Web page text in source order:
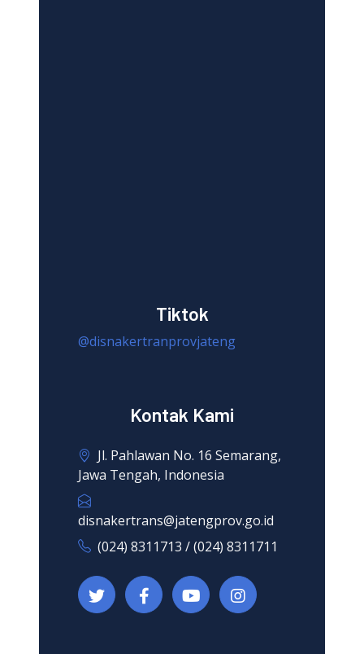
Tiktok
@disnakertranprovjateng
Kontak Kami
Jl. Pahlawan No. 16 Semarang,
Jawa Tengah, Indonesia
disnakertrans@jatengprov.go.id
(024) 8311713 / (024) 8311711